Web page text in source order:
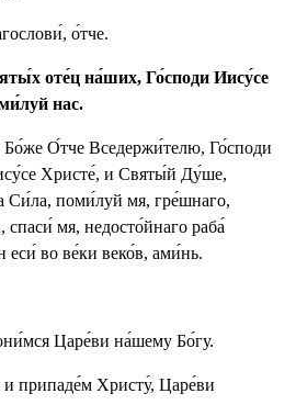
о́тче.
оте́ц на́ших, Го́споди Иису́се
нас.
Бо́же О́тче Вседержи́телю, Го́споди
Христе́, и Святы́й Ду́ше,
Си́ла, поми́луй мя, гре́шнаго,
мя, недосто́йнаго раба́
еси́ во ве́ки веко́в, ами́нь.
Царе́ви на́шему Бо́гу.
припаде́м Христу́, Царе́ви